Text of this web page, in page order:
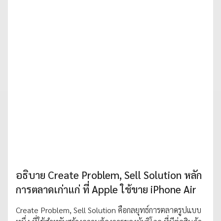
อธิบาย Create Problem, Sell Solution หลัก
การตลาดเก่าแก่ ที่ Apple ใช้ขาย iPhone Air
Create Problem, Sell Solution คือกลยุทธ์การตลาดรูปแบบ